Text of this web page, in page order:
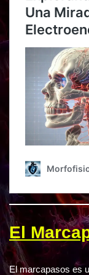
El
El marcapasos es